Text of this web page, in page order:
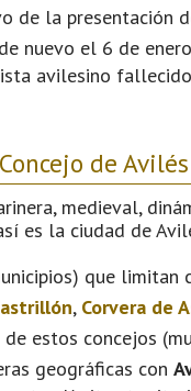
de la presentación
nuevo el 6 de
avilesino
Concejo de Avilés
medieval,
es la ciudad de
que limitan
, Corvera de
de estos concejos
geográficas con